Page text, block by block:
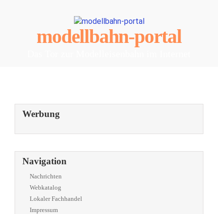
modellbahn-portal
Werbung
Navigation
Nachrichten
Webkatalog
Lokaler Fachhandel
Impressum